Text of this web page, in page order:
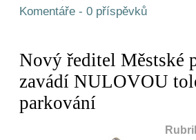
Komentáře - 0 příspěvků
Nový ředitel Městské
zavádí NULOVOU
parkování